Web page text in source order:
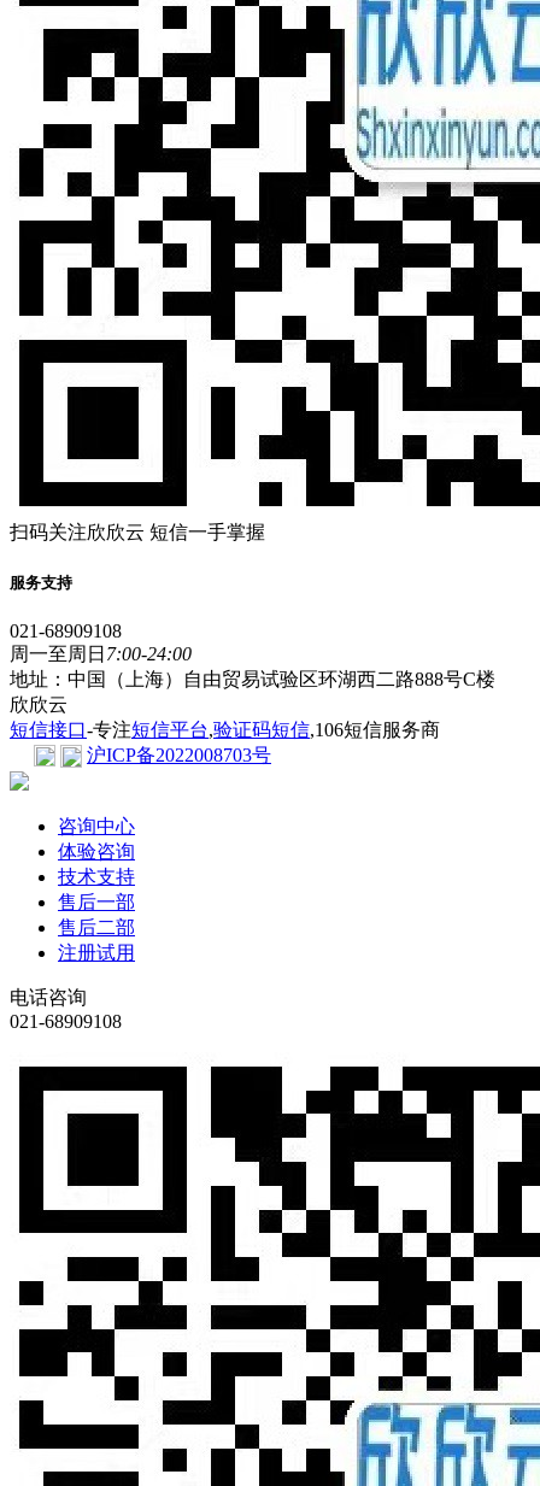
扫码关注欣欣云 短信一手掌握
服务支持
021-68909108
周一至周日 7:00-24:00
地址：中国（上海）自由贸易试验区环湖西二路888号C楼
欣欣云
短信接口-专注短信平台,验证码短信,106短信服务商
沪ICP备2022008703号
咨询中心
体验咨询
技术支持
售后一部
售后二部
注册试用
电话咨询
021-68909108